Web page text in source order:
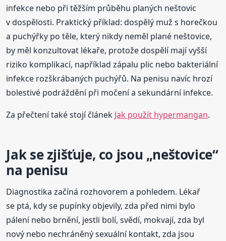
infekce nebo při těžším průběhu planých neštovic
v dospělosti. Praktický příklad: dospělý muž s horečkou
a puchýřky po těle, který nikdy neměl plané neštovice,
by měl konzultovat lékaře, protože dospělí mají vyšší
riziko komplikací, například zápalu plic nebo bakteriální
infekce rozškrábaných puchýřů. Na penisu navíc hrozí
bolestivé podráždění při močení a sekundární infekce.
Za přečtení také stojí článek Jak použít hypermangan.
Jak se zjišťuje, co jsou „neštovice“
na penisu
Diagnostika začíná rozhovorem a pohledem. Lékař
se ptá, kdy se pupínky objevily, zda před nimi bylo
pálení nebo brnění, jestli bolí, svědí, mokvají, zda byl
nový nebo nechráněný sexuální kontakt, zda jsou